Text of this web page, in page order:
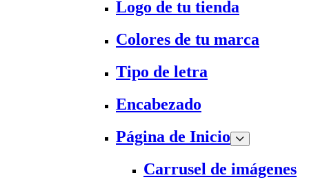
Logo de tu tienda
Colores de tu marca
Tipo de letra
Encabezado
Página de Inicio
Carrusel de imágenes